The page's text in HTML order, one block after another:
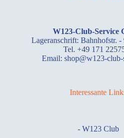
W123-Club-Service
Lageranschrift: Bahnhofstr. -
Tel. +49 171
Email: shop@w123-club-
Interessante
- W123 Club